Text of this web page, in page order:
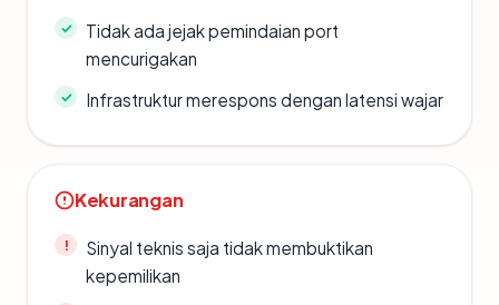
Tidak ada jejak pemindaian port
mencurigakan
Infrastruktur merespons dengan latensi wajar
Kekurangan
Sinyal teknis saja tidak membuktikan
kepemilikan